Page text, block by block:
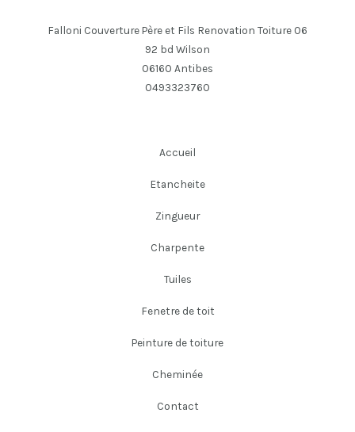
Falloni Couverture Père et Fils Renovation Toiture 06
92 bd Wilson
06160 Antibes
0493323760
Accueil
Etancheite
Zingueur
Charpente
Tuiles
Fenetre de toit
Peinture de toiture
Cheminée
Contact